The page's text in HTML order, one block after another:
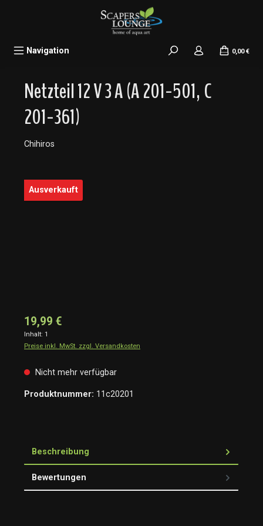
Navigation 0,00 €
Netzteil 12 V 3 A (A 201-501, C
201-361)
Chihiros
Bildergalerie überspringen
Ausverkauft
19,99 €
Inhalt: 1
Preise inkl. MwSt. zzgl. Versandkosten
Nicht mehr verfügbar
Produktnummer: 11c20201
Beschreibung
Bewertungen